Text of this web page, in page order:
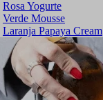
Rosa Yogurte
Verde Mousse
Laranja Papaya Cream